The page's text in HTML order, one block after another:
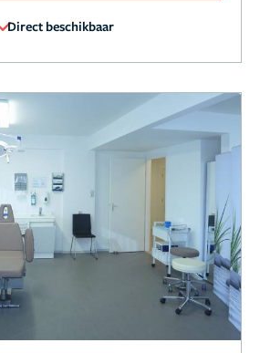
Direct beschikbaar